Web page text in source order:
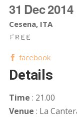
31 Dec2014
Cesena, ITA
Free
facebook
Details
Time : 21.00
Venue : La